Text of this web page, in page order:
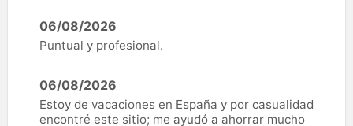
06/08/2026
Puntual y profesional.
06/08/2026
Estoy de vacaciones en España y por casualidad
encontré este sitio; me ayudó a ahorrar mucho